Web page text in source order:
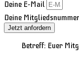
Deine E-Mail
Deine
Jetzt anfordern
Betreff: Euer